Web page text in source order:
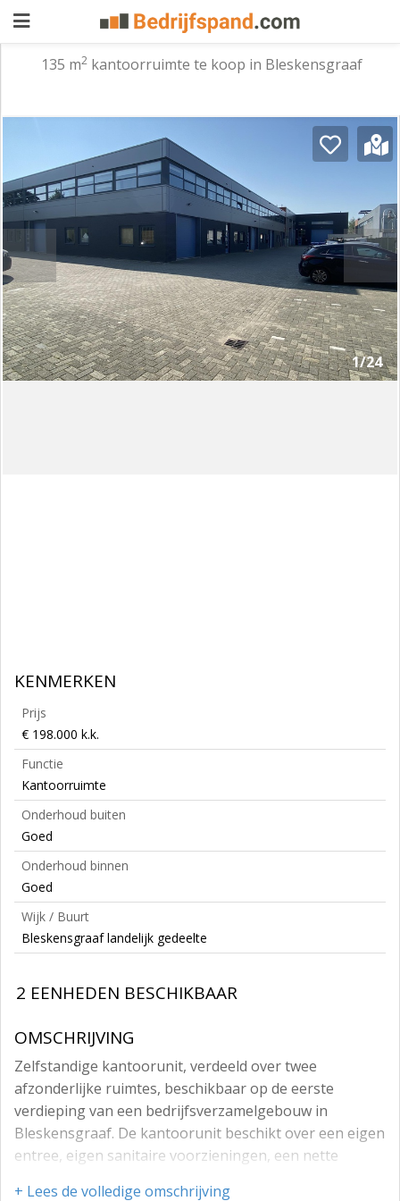
zoeken
Waarom
adverteren
Premium
adverteren
Blog
Registreren
Login
135 m2 kantoorruimte te koop in Bleskensgraaf
1/24
KENMERKEN
Prijs
€ 198.000 k.k.
Functie
Kantoorruimte
Onderhoud buiten
Goed
Onderhoud binnen
Goed
Wijk / Buurt
Bleskensgraaf landelijk gedeelte
2 EENHEDEN BESCHIKBAAR
OMSCHRIJVING
Zelfstandige kantoorunit, verdeeld over twee
afzonderlijke ruimtes, beschikbaar op de eerste
verdieping van een bedrijfsverzamelgebouw in
Bleskensgraaf. De kantoorunit beschikt over een eigen
entree, eigen sanitaire voorzieningen, een nette
+ Lees de volledige omschrijving